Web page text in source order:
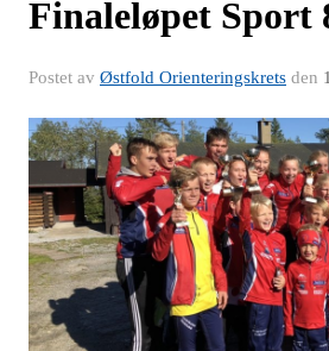
Finaleløpet Sport
Postet av Østfold Orienteringskrets den